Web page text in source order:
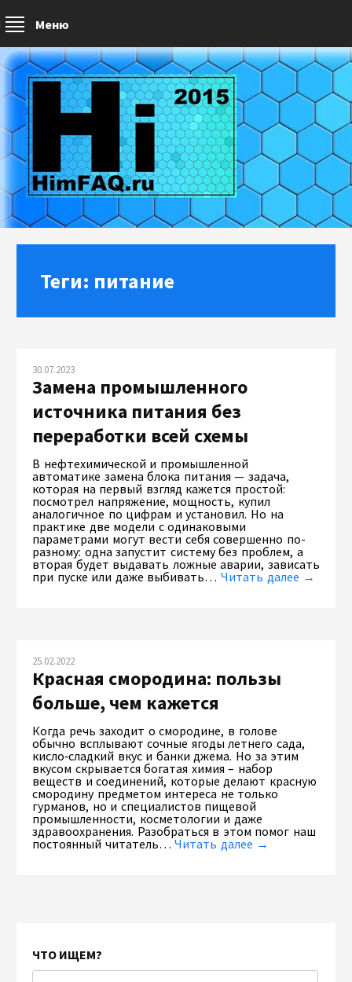
Меню
Теги: питание
30.07.2023
Замена промышленного
источника питания без
переработки всей схемы
В нефтехимической и промышленной
автоматике замена блока питания — задача,
которая на первый взгляд кажется простой:
посмотрел напряжение, мощность, купил
аналогичное по цифрам и установил. Но на
практике две модели с одинаковыми
параметрами могут вести себя совершенно по-
разному: одна запустит систему без проблем, а
вторая будет выдавать ложные аварии, зависать
при пуске или даже выбивать… Читать далее →
25.02.2022
Красная смородина: пользы
больше, чем кажется
Когда речь заходит о смородине, в голове
обычно всплывают сочные ягоды летнего сада,
кисло‑сладкий вкус и банки джема. Но за этим
вкусом скрывается богатая химия – набор
веществ и соединений, которые делают красную
смородину предметом интереса не только
гурманов, но и специалистов пищевой
промышленности, косметологии и даже
здравоохранения. Разобраться в этом помог наш
постоянный читатель…Читать далее →
ЧТО ИЩЕМ?